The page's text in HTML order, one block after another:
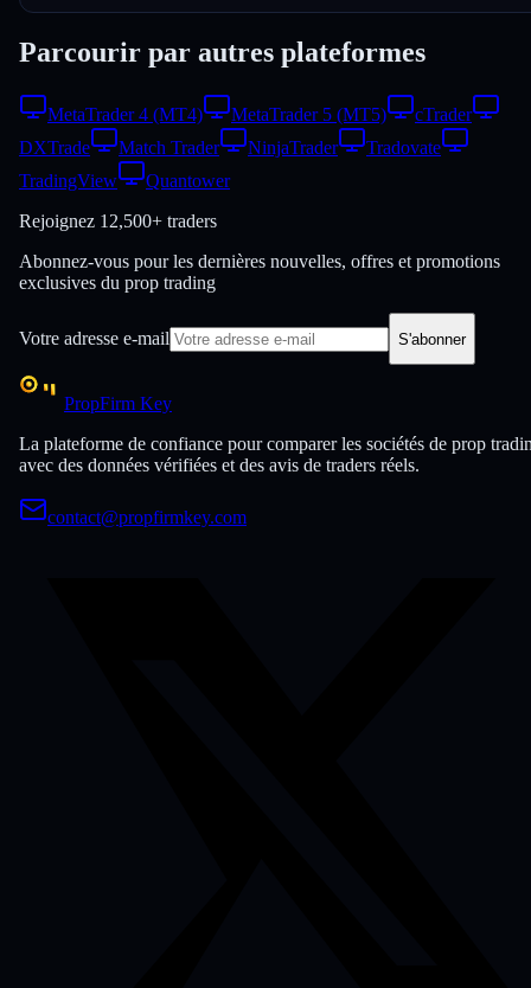
Parcourir par autres plateformes
MetaTrader 4 (MT4) MetaTrader 5 (MT5)
cTrader
DXTrade
Match Trader NinjaTrader
Tradovate
TradingView
Quantower
Rejoignez 12,500+ traders
Abonnez-vous pour les dernières nouvelles, offres et promotions
exclusives du prop trading
Votre adresse e-mail S'abonner
PropFirm Key
La plateforme de confiance pour comparer les sociétés de prop
avec des données vérifiées et des avis de traders réels.
contact@propfirmkey.com